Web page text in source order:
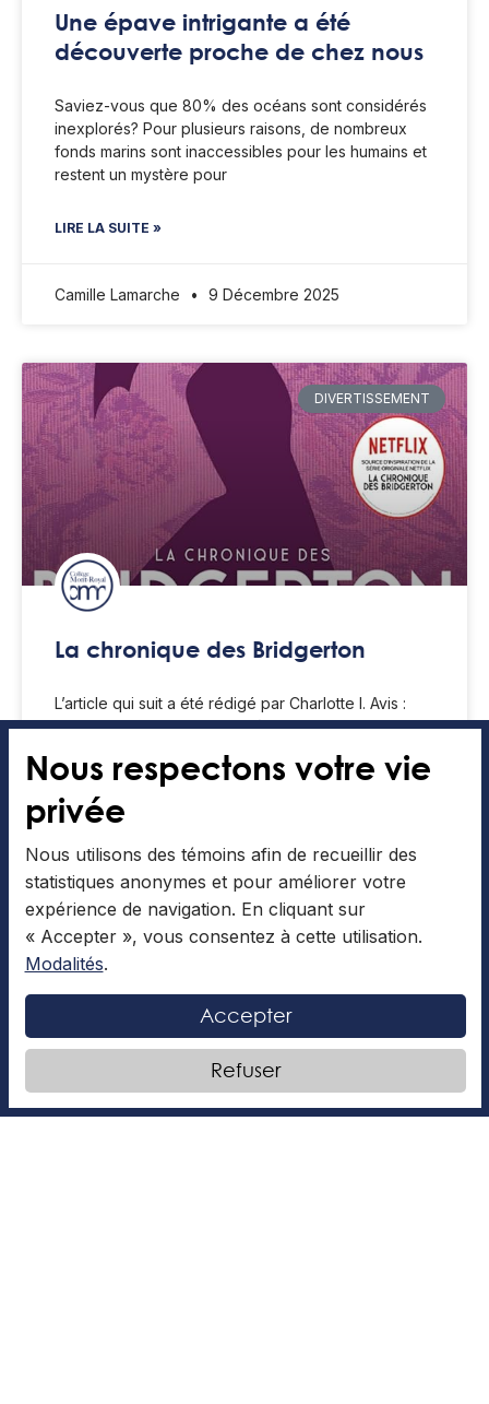
Une épave intrigante a été
découverte proche de chez nous
Saviez-vous que 80% des océans sont considérés
inexplorés? Pour plusieurs raisons, de nombreux
fonds marins sont inaccessibles pour les humains et
restent un mystère pour
LIRE LA SUITE »
Camille Lamarche 9 Décembre 2025
DIVERTISSEMENT
La chronique des Bridgerton
L’article qui suit a été rédigé par Charlotte I. Avis :
Cette suggestion s’adresse à des lecteurs du 2e
LIRE LA SUITE »
Nous respectons votre vie
privée
Nous utilisons des témoins afin de recueillir des
statistiques anonymes et pour améliorer votre
expérience de navigation. En cliquant sur
« Accepter », vous consentez à cette utilisation.
Modalités.
Accepter
Refuser